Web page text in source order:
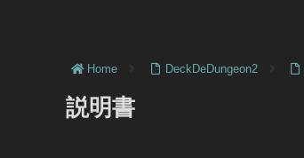
Home DeckDeDungeon2
説明書